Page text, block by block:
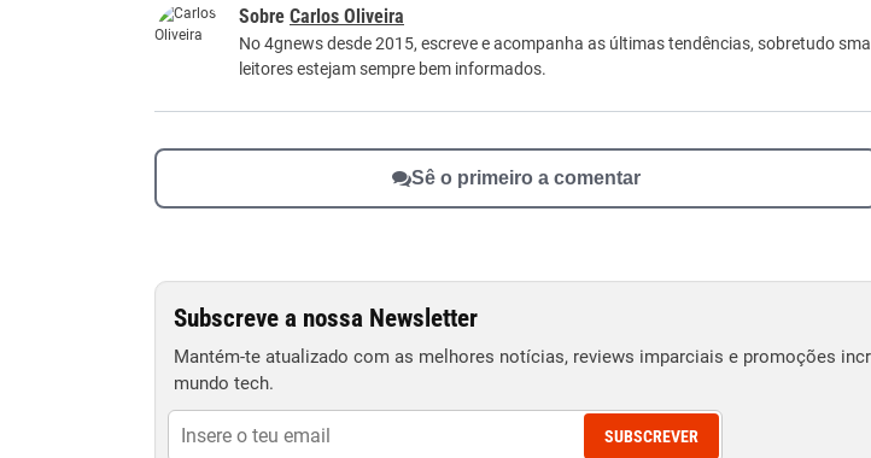
Este conteúdo não tem a informação que procuro
Carlos Oliveira
No 4gnews desde 2015, escreve e acompanha as últimas tendências, sobretudo
leitores estejam sempre bem informados.
Sê o primeiro a comentar
Subscreve a nossa Newsletter
Mantém-te atualizado com as melhores notícias, reviews imparciais e promoções
mundo tech.
SUBSCREVER